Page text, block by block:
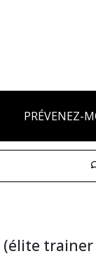
PRÉVENEZ-
(élite